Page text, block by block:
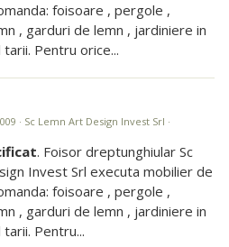
foisoare , pergole ,
, garduri de lemn , jardiniere in
Pentru orice...
· Sc Lemn Art Design Invest Srl ·
. Foisor dreptunghiular Sc
Invest Srl executa mobilier de
foisoare , pergole ,
, garduri de lemn , jardiniere in
Pentru...